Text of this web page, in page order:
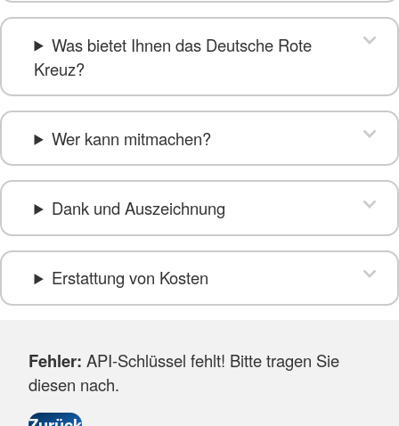
Was bietet Ihnen das Deutsche Rote
Kreuz?
Wer kann mitmachen?
Dank und Auszeichnung
Erstattung von Kosten
Fehler: API-Schlüssel fehlt! Bitte tragen Sie
diesen nach.